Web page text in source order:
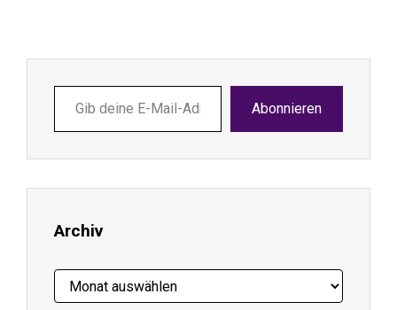
deine
E-
ein ...
Abonnieren
Archiv
Archiv